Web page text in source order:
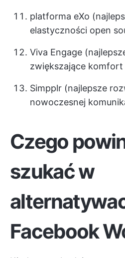
platforma eXo
elastyczności open
Viva Engage
zwiększające
Simpplr (najlepsze
nowoczesnej
Czego
szukać w
Facebook